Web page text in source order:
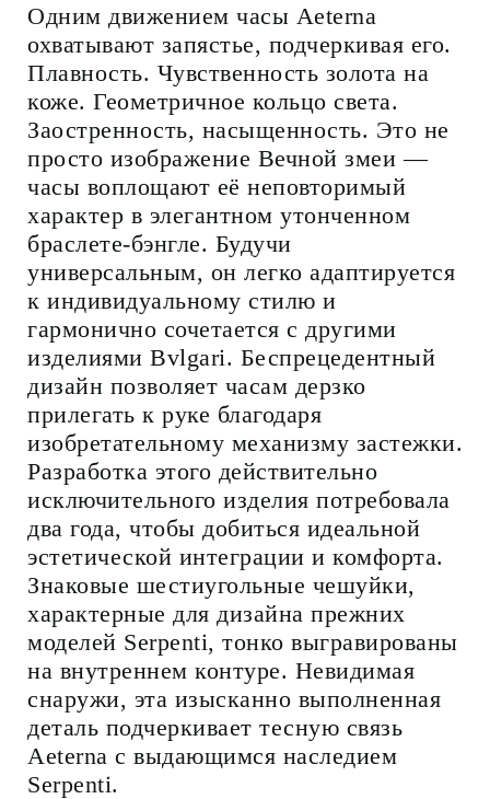
Одним движением часы Aeterna
охватывают запястье, подчеркивая его.
Плавность. Чувственность золота на
коже. Геометричное кольцо света.
Заостренность, насыщенность. Это не
просто изображение Вечной змеи —
часы воплощают её неповторимый
характер в элегантном утонченном
браслете-бэнгле. Будучи
универсальным, он легко адаптируется
к индивидуальному стилю и
гармонично сочетается с другими
изделиями Bvlgari. Беспрецедентный
дизайн позволяет часам дерзко
прилегать к руке благодаря
изобретательному механизму застежки.
Разработка этого действительно
исключительного изделия потребовала
два года, чтобы добиться идеальной
эстетической интеграции и комфорта.
Знаковые шестиугольные чешуйки,
характерные для дизайна прежних
моделей Serpenti, тонко выгравированы
на внутреннем контуре. Невидимая
снаружи, эта изысканно выполненная
деталь подчеркивает тесную связь
Aeterna с выдающимся наследием
Serpenti.